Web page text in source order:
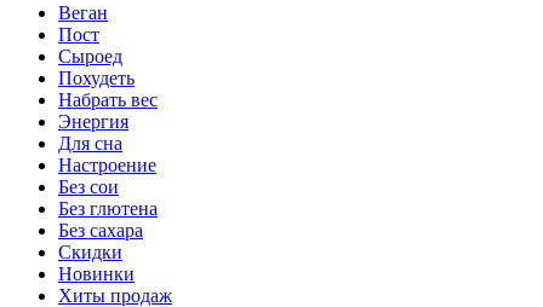
Веган
Пост
Сыроед
Похудеть
Набрать вес
Энергия
Для сна
Настроение
Без сои
Без глютена
Без сахара
Скидки
Новинки
Хиты продаж